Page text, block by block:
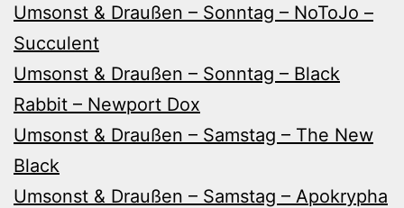
Umsonst & Draußen – Sonntag – NoToJo –
Succulent
Umsonst & Draußen – Sonntag – Black
Rabbit – Newport Dox
Umsonst & Draußen – Samstag – The New
Black
Umsonst & Draußen – Samstag – Apokrypha